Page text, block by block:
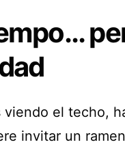
viendo el techo,
invitar un